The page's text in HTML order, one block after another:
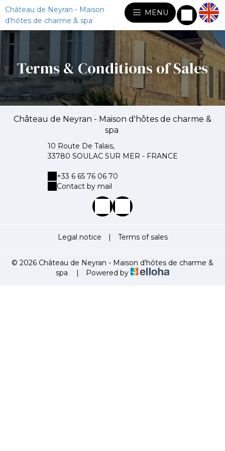
Château de Neyran - Maison
d'hôtes de charme & spa
MENU
Terms & Conditions of Sales
Château de Neyran - Maison d'hôtes de charme &
spa
10 Route De Talais,
33780 SOULAC SUR MER - FRANCE
+33 6 65 76 06 70
Contact by mail
Legal notice | Terms of sales
© 2026 Château de Neyran - Maison d'hôtes de charme &
spa
| Powered by